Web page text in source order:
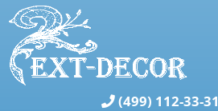
(499) 112-33-31